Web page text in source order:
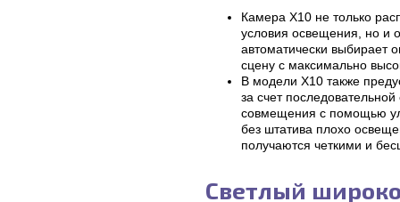
Камера X10 не только
условия освещения, но и
автоматически выбирает
сцену с максимально
В модели X10 также
за счет
совмещения с помощью
без штатива плохо
получаются четкими и
Светлый